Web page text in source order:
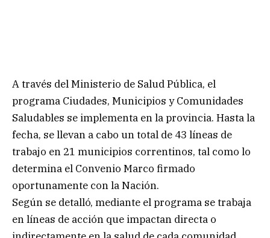
A través del Ministerio de Salud Pública, el
programa Ciudades, Municipios y Comunidades
Saludables se implementa en la provincia. Hasta la
fecha, se llevan a cabo un total de 43 líneas de
trabajo en 21 municipios correntinos, tal como lo
determina el Convenio Marco firmado
oportunamente con la Nación.
Según se detalló, mediante el programa se trabaja
en líneas de acción que impactan directa o